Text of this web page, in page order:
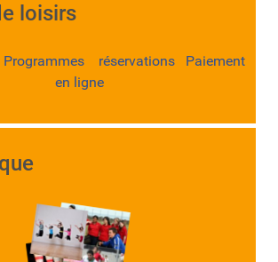
loisirs
réservations Paiement
en ligne